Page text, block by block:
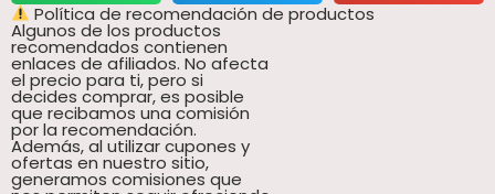
Política de recomendación de productos
Algunos de los productos
recomendados contienen
enlaces de afiliados. No afecta
el precio para ti, pero si
decides comprar, es posible
que recibamos una comisión
por la recomendación.
Además, al utilizar cupones y
ofertas en nuestro sitio,
generamos comisiones que